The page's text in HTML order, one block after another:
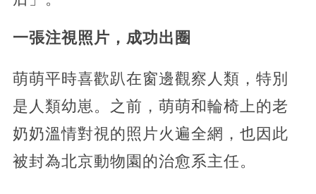
一張注視照片，成功出圈
萌萌平時喜歡趴在窗邊觀察人類，特別
是人類幼崽。之前，萌萌和輪椅上的老
奶奶溫情對視的照片火遍全網，也因此
被封為北京動物園的治愈系主任。